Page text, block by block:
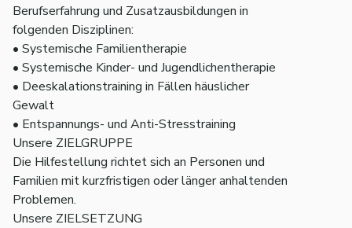
Berufserfahrung und Zusatzausbildungen in
folgenden Disziplinen:
• Systemische Familientherapie
• Systemische Kinder- und Jugendlichentherapie
• Deeskalationstraining in Fällen häuslicher
Gewalt
• Entspannungs- und Anti-Stresstraining
Unsere ZIELGRUPPE
Die Hilfestellung richtet sich an Personen und
Familien mit kurzfristigen oder länger anhaltenden
Problemen.
Unsere ZIELSETZUNG